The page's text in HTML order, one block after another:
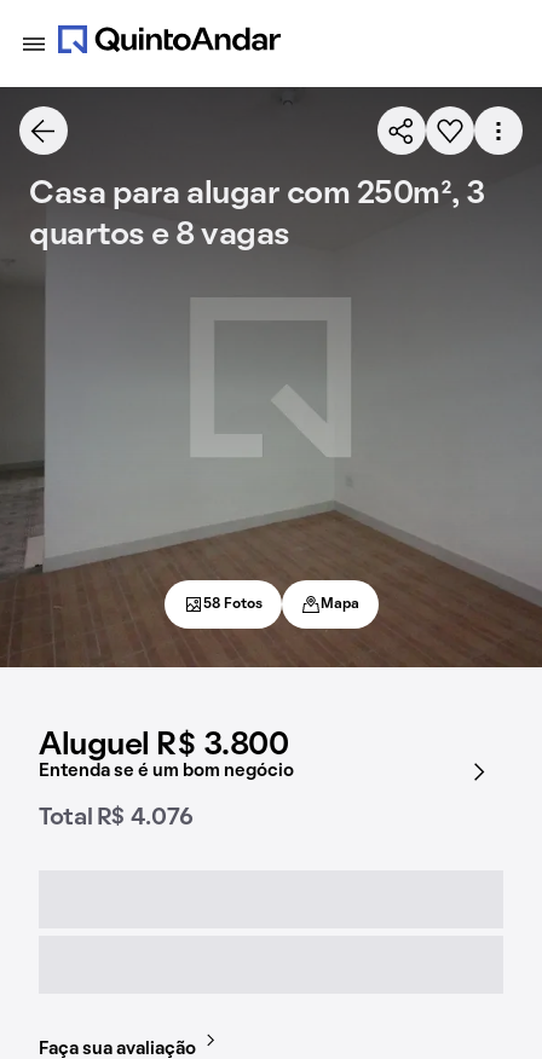
Aluguel R$ 3.800
Entenda se é um bom negócio
Total R$ 4.076
Faça sua avaliação
Casa para alugar com 250m², 3
quartos e 8 vagas
58 Fotos Mapa